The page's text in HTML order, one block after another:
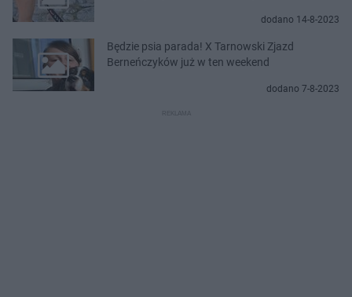
dodano 14-8-2023
Będzie psia parada! X Tarnowski Zjazd
Berneńczyków już w ten weekend
dodano 7-8-2023